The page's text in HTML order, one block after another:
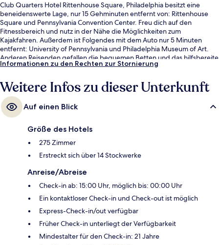
Club Quarters Hotel Rittenhouse Square, Philadelphia besitzt eine
beneidenswerte Lage, nur 15 Gehminuten entfernt von: Rittenhouse
Square und Pennsylvania Convention Center. Freu dich auf den
Fitnessbereich und nutz in der Nähe die Möglichkeiten zum
Kajakfahren. Außerdem ist Folgendes mit dem Auto nur 5 Minuten
entfernt: University of Pennsylvania und Philadelphia Museum of Art.
Anderen Reisenden gefallen die bequemen Betten und das hilfsbereite
Personal sehr gut. Die öffentlichen Verkehrsmittel sind nur einen kurzen
Straßenbahnhaltestelle 15th St. 6 Minuten.
Informationen zu den Rechten zur Stornierung
Weitere Infos zu dieser Unterkunft
Auf einen Blick
Größe des Hotels
275 Zimmer
Erstreckt sich über 14 Stockwerke
Anreise/Abreise
Check-in ab: 15:00 Uhr, möglich bis: 00:00 Uhr
Ein kontaktloser Check-in und Check-out ist möglich
Express-Check-in/out verfügbar
Früher Check-in unterliegt der Verfügbarkeit
Mindestalter für den Check-in: 21 Jahre